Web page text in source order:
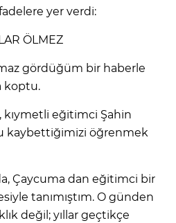
yer verdi:
ÖLMEZ
gördüğüm bir haberle
koptu.
eğitimci Şahin
kaybettiğimizi öğrenmek
Çaycuma dan eğitimci bir
tanımıştım. O günden
değil; yıllar geçtikçe